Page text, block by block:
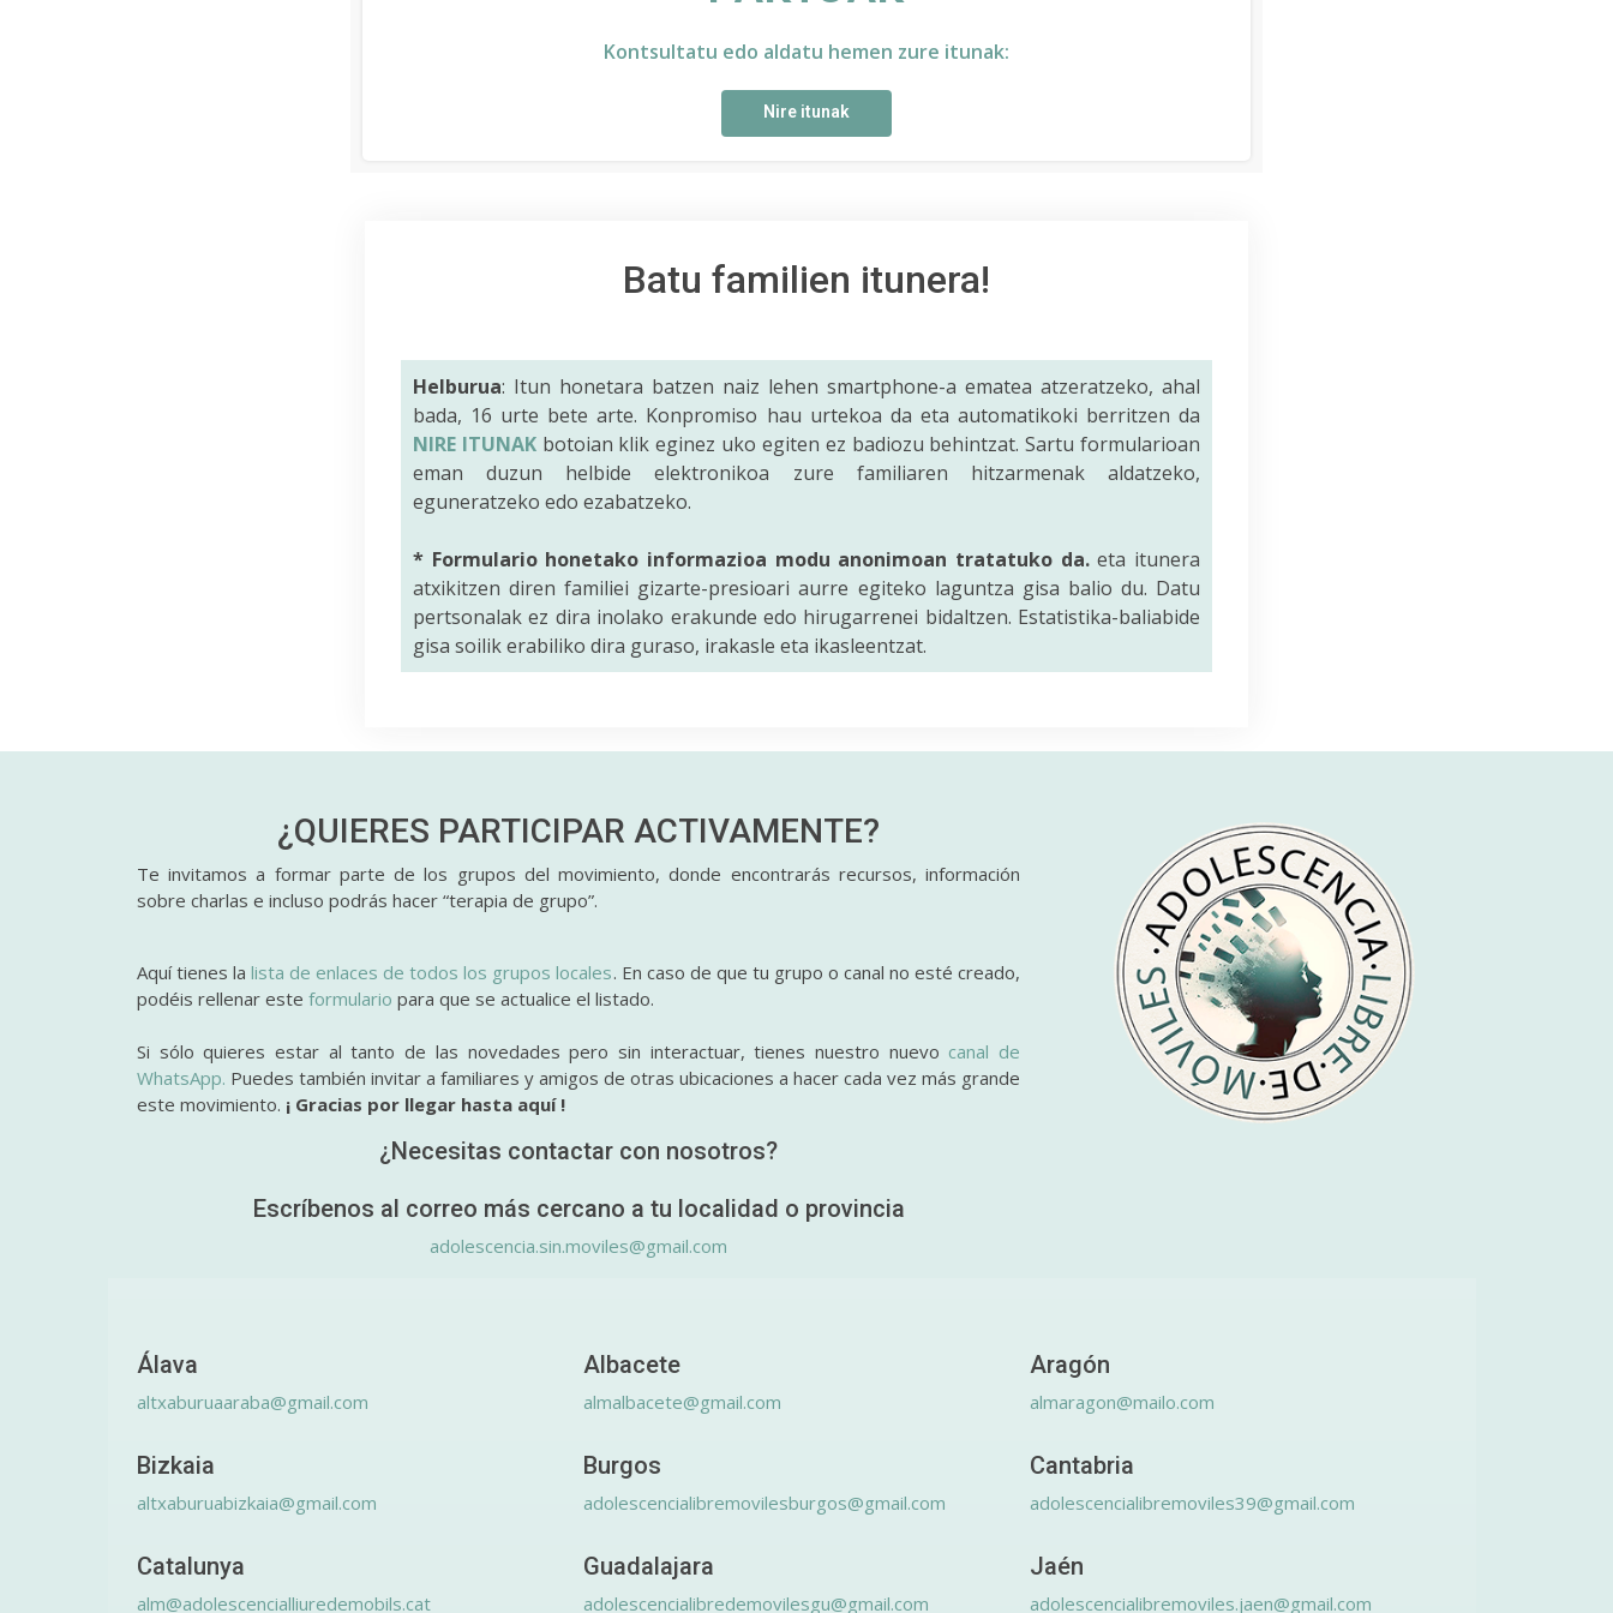
Kontsultatu edo aldatu hemen zure itunak:
Nire itunak
Batu familien itunera!
Helburua: Itun honetara batzen naiz lehen smartphone-a ematea atzeratzeko, ahal
bada, 16 urte bete arte. Konpromiso hau urtekoa da eta automatikoki berritzen da
NIRE ITUNAKbotoian klik eginez uko egiten ez badiozu behintzat. Sartu formularioan
eman duzun helbide elektronikoa zure familiaren hitzarmenak aldatzeko,
eguneratzeko edo ezabatzeko.
* Formulario honetako informazioa modu anonimoan tratatuko da.eta itunera
atxikitzen diren familiei gizarte-presioari aurre egiteko laguntza gisa balio du. Datu
pertsonalak ez dira inolako erakunde edo hirugarrenei bidaltzen. Estatistika-baliabide
gisa soilik erabiliko dira guraso, irakasle eta ikasleentzat.
¿QUIERES PARTICIPAR ACTIVAMENTE?
Te invitamos a formar parte de los grupos del movimiento, donde encontrarás recursos, información
sobre charlas e incluso podrás hacer “terapia de grupo”.
Aquí tienes lalista de enlaces de todos los grupos locales. En caso de que tu grupo o canal no esté creado,
podéis rellenar este formulario para que se actualice el listado.
Si sólo quieres estar al tanto de las novedades pero sin interactuar, tienes nuestro nuevo canal de
WhatsApp. Puedes también invitar a familiares y amigos de otras ubicaciones a hacer cada vez más grande
este movimiento. ¡ Gracias por llegar hasta aquí !
¿Necesitas contactar con nosotros?
Escríbenos al correo más cercano a tu localidad o provincia
adolescencia.sin.moviles@gmail.com
Álava
altxaburuaaraba@gmail.com
Albacete
almalbacete@gmail.com
Aragón
almaragon@mailo.com
Bizkaia
altxaburuabizkaia@gmail.com
Burgos
adolescencialibremovilesburgos@gmail.com
Cantabria
adolescencialibremoviles39@gmail.com
Catalunya
alm@adolescencialliuredemobils.cat
Guadalajara
adolescencialibredemovilesgu@gmail.com
Jaén
adolescencialibremoviles.jaen@gmail.com